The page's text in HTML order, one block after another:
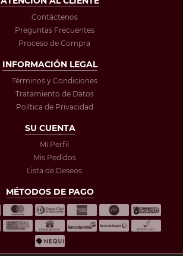
Contáctenos
Preguntas Frecuentes
Proceso de Compra
INFORMACIÓN LEGAL
Términos y Condiciones
Tratamiento de Datos
Política de Privacidad
SU CUENTA
Mi Perfil
Mis Pedidos
Lista de Deseos
MÉTODOS DE PAGO